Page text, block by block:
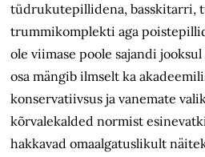
tüdrukutepillidena, basskitarri,
trummikomplekti aga
ole viimase poole sajandi
osa mängib ilmselt ka
konservatiivsus ja vanemate
kõrvalekalded normist
hakkavad omaalgatuslikult